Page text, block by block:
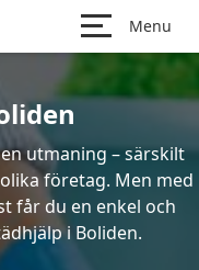
Menu
utmaning – särskilt
företag. Men med
får du en enkel och
i Boliden.